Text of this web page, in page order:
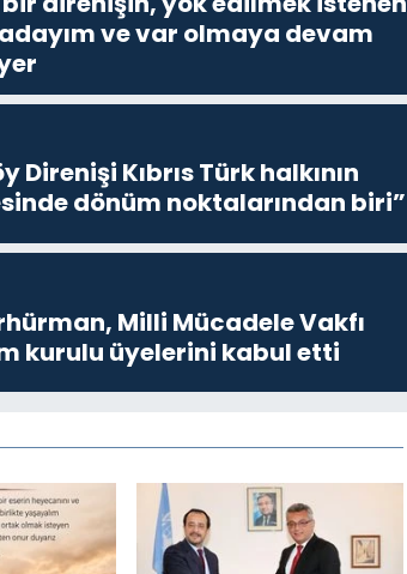
ve var olmaya devam
Direnişi Kıbrıs Türk halkının
dönüm noktalarından biri”
Milli Mücadele Vakfı
kurulu üyelerini kabul etti